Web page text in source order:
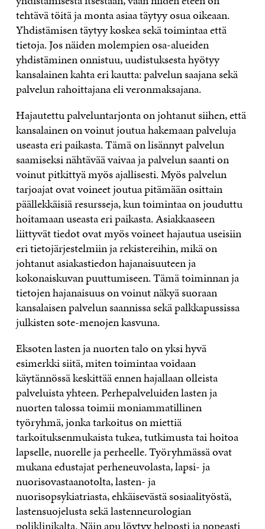
tehtävä töitä ja monta asiaa täytyy osua oikeaan.
Yhdistämisen täytyy koskea sekä toimintaa että
tietoja. Jos näiden molempien osa-alueiden
yhdistäminen onnistuu, uudistuksesta hyötyy
kansalainen kahta eri kautta: palvelun saajana sekä
palvelun rahoittajana eli veronmaksajana.
Hajautettu palveluntarjonta on johtanut siihen, että
kansalainen on voinut joutua hakemaan palveluja
useasta eri paikasta. Tämä on lisännyt palvelun
saamiseksi nähtävää vaivaa ja palvelun saanti on
voinut pitkittyä myös ajallisesti. Myös palvelun
tarjoajat ovat voineet joutua pitämään osittain
päällekkäisiä resursseja, kun toimintaa on jouduttu
hoitamaan useasta eri paikasta. Asiakkaaseen
liittyvät tiedot ovat myös voineet hajautua useisiin
eri tietojärjestelmiin ja rekistereihin, mikä on
johtanut asiakastiedon hajanaisuuteen ja
kokonaiskuvan puuttumiseen. Tämä toiminnan ja
tietojen hajanaisuus on voinut näkyä suoraan
kansalaisen palvelun saannissa sekä palkkapussissa
julkisten sote-menojen kasvuna.
Eksoten lasten ja nuorten talo on yksi hyvä
esimerkki siitä, miten toimintaa voidaan
käytännössä keskittää ennen hajallaan olleista
palveluista yhteen. Perhepalveluiden lasten ja
nuorten talossa toimii moniammatillinen
työryhmä, jonka tarkoitus on miettiä
tarkoituksenmukaista tukea, tutkimusta tai hoitoa
lapselle, nuorelle ja perheelle. Työryhmässä ovat
mukana edustajat perheneuvolasta, lapsi- ja
nuorisovastaanotolta, lasten- ja
nuorisopsykiatriasta, ehkäisevästä sosiaalityöstä,
lastensuojelusta sekä lastenneurologian
poliklinikalta. Näin apu löytyy helposti ja nopeasti